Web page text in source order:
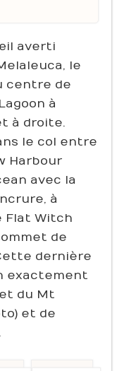
averti
le
centre de
à
à droite.
le col entre
Harbour
avec la
à
Flat Witch
de
dernière
exactement
du Mt
et de